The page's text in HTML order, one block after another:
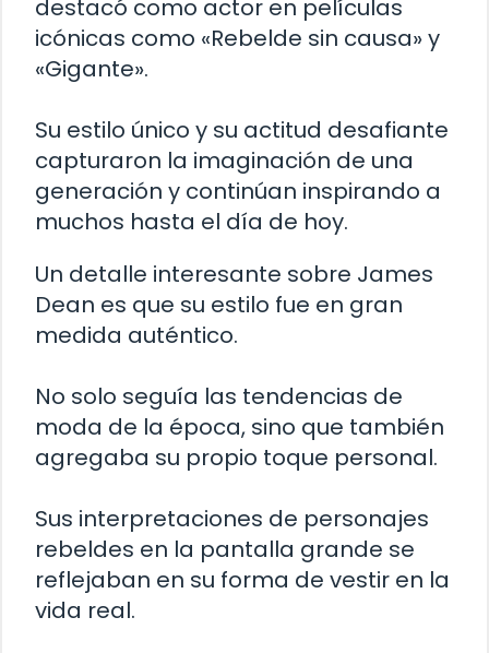
destacó como actor en películas
icónicas como «Rebelde sin causa» y
«Gigante».
Su estilo único y su actitud desafiante
capturaron la imaginación de una
generación y continúan inspirando a
muchos hasta el día de hoy.
Un detalle interesante sobre James
Dean es que su estilo fue en gran
medida auténtico.
No solo seguía las tendencias de
moda de la época, sino que también
agregaba su propio toque personal.
Sus interpretaciones de personajes
rebeldes en la pantalla grande se
reflejaban en su forma de vestir en la
vida real.